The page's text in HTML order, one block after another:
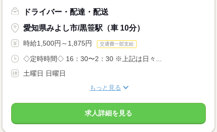
ドライバー・配達・配送
愛知県みよし市/黒笹駅（車 10分）
時給1,500円～1,875円 交通費一部支給
◇定時時間◇ 16：30〜2：30 ※上記は日々...
土曜日 日曜日
もっと見る
求人詳細を見る